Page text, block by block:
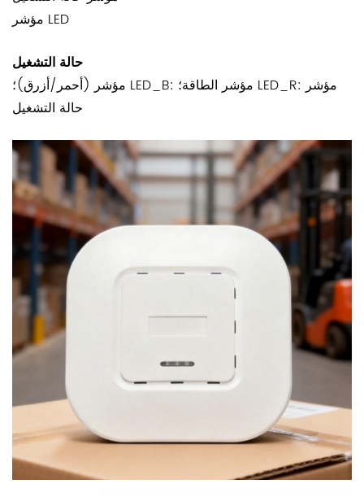
مؤشر LED
حالة التشغيل
مؤشر (أحمر/أزرق)؛ LED_B: مؤشر الطاقة؛ LED_R: مؤشر
حالة التشغيل